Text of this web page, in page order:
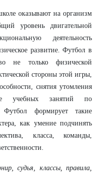
оказывают на организм
уровень двигательной
деятельность
развитие. Футбол в
не только физической
стороны этой игры,
снятия утомления
учебных занятий по
Футбол формирует такие
как умение подчинять
класса, команды,
судья, классы, правила,